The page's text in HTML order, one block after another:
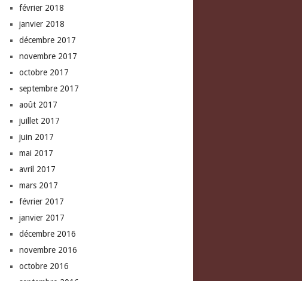
février 2018
janvier 2018
décembre 2017
novembre 2017
octobre 2017
septembre 2017
août 2017
juillet 2017
juin 2017
mai 2017
avril 2017
mars 2017
février 2017
janvier 2017
décembre 2016
novembre 2016
octobre 2016